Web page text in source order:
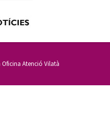
Oficina Atenció Vilatà